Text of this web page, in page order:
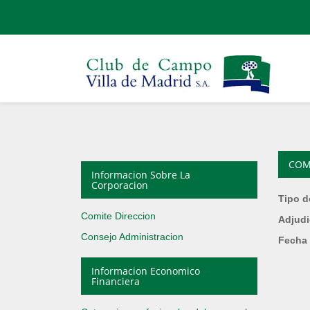
Informacion Sobre La
Corporacion
Comite Direccion
Consejo Administracion
Informacion Economico
Financiera
Tipo